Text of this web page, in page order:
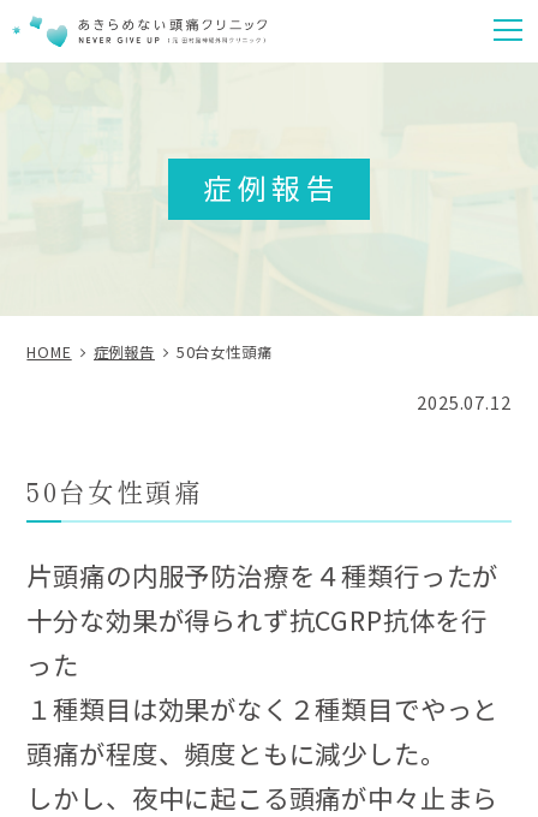
症例報告
HOME 症例報告 50台女性頭痛
2025.07.12
50台女性頭痛
片頭痛の内服予防治療を４種類行ったが
十分な効果が得られず抗CGRP抗体を行
った
１種類目は効果がなく２種類目でやっと
頭痛が程度、頻度ともに減少した。
しかし、夜中に起こる頭痛が中々止まら